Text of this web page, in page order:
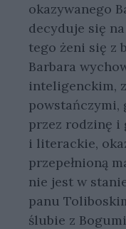
okazywanego
decyduje się
tego żeni się z
Barbara
inteligenckim,
powstańczymi,
przez rodzinę i
i literackie,
przepełnioną
nie jest w
panu
ślubie z